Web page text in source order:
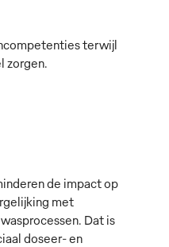
terwijl
zorgen.
de impact op
met
Dat is
doseer- en